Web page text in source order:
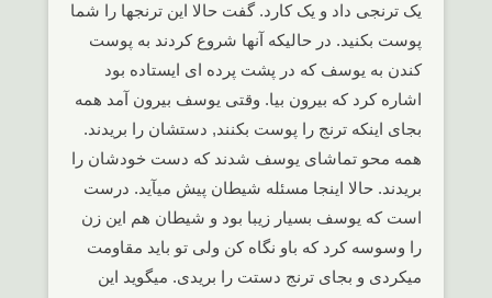
یک ترنجی داد و یک کارد. گفت حالا این ترنجها را شما
پوست بکنید. در حالیکه آنها شروع کردند به پوست
کندن به یوسف که در پشت پرده ای ایستاده بود
اشاره کرد که بیرون بیا. وقتی یوسف بیرون آمد همه
بجای اینکه ترنج را پوست بکنند, دستشان را بریدند.
همه محو تماشای یوسف شدند که دست خودشان را
بریدند. حالا اینجا مسئله شیطان پیش میآید. درست
است که یوسف بسیار زیبا بود و شیطان هم این زن
را وسوسه کرد که باو نگاه کن ولی تو باید مقاومت
میکردی و بجای ترنج دستت را بریدی. میگوید این